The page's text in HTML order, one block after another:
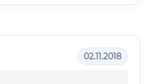
02.11.2018